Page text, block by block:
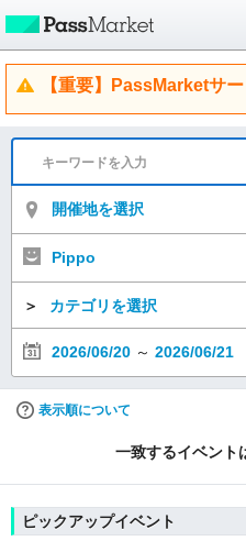
【重要】PassMarketサ
開催地を選択
Pippo
＞ カテゴリを選択
2026/06/20 ～ 2026/06/21
表示順について
一致するイベント
ピックアップイベント